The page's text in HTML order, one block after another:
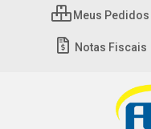
Meus Pedidos
Notas Fiscais